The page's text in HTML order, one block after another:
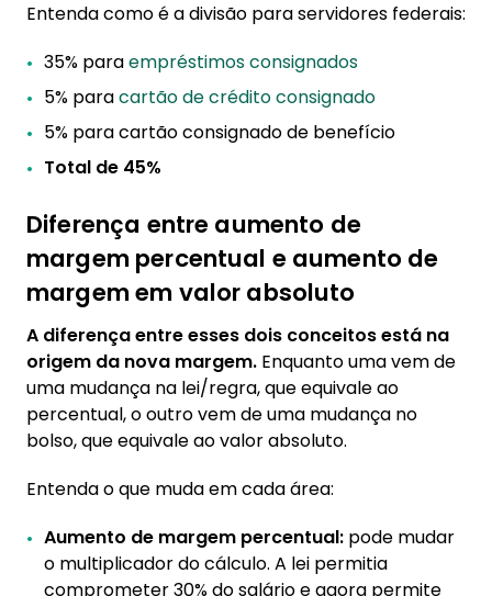
Entenda como é a divisão para servidores federais:
35% paraempréstimos consignados
5% paracartão de crédito consignado
5% para cartão consignado de benefício
Total de 45%
Diferença entre aumento de
margem percentual e aumento de
margem em valor absoluto
A diferença entre esses dois conceitos está na
origem da nova margem. Enquanto uma vem de
uma mudança na lei/regra, que equivale ao
percentual, o outro vem de uma mudança no
bolso, que equivale ao valor absoluto.
Entenda o que muda em cada área:
Aumento de margem percentual: pode mudar
o multiplicador do cálculo. A lei permitia
comprometer 30% do salário e agora permite